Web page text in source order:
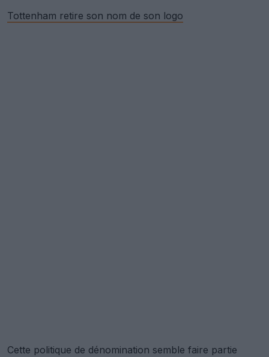
Tottenham retire son nom de son logo
Cette politique de dénomination semble faire partie